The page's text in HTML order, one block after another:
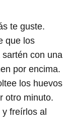
te guste.
que los
con una
por encima.
los huevos
otro minuto.
y freírlos al